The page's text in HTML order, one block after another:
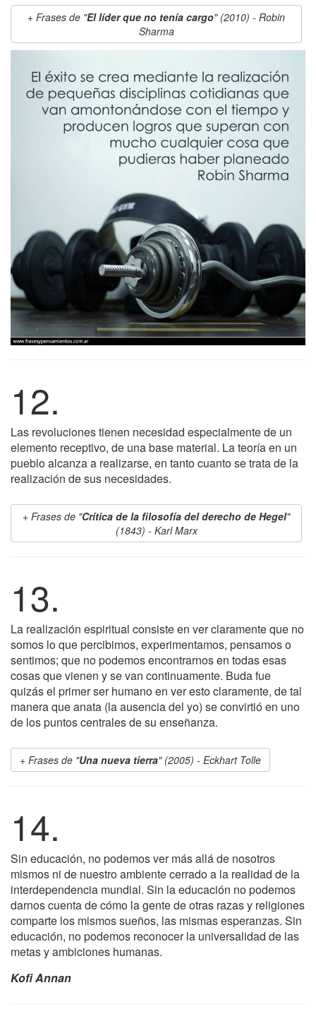
Frases de "El líder que no tenía cargo" (2010) - Robin
Sharma
12.
Las revoluciones tienen necesidad especialmente de un
elemento receptivo, de una base material. La teoría en un
pueblo alcanza a realizarse, en tanto cuanto se trata de la
realización de sus necesidades.
Frases de "Crítica de la filosofía del derecho de Hegel"
(1843) - Karl Marx
13.
La realización espiritual consiste en ver claramente que no
somos lo que percibimos, experimentamos, pensamos o
sentimos; que no podemos encontrarnos en todas esas
cosas que vienen y se van continuamente. Buda fue
quizás el primer ser humano en ver esto claramente, de tal
manera que anata (la ausencia del yo) se convirtió en uno
de los puntos centrales de su enseñanza.
Frases de "Una nueva tierra" (2005) - Eckhart Tolle
14.
Sin educación, no podemos ver más allá de nosotros
mismos ni de nuestro ambiente cerrado a la realidad de la
interdependencia mundial. Sin la educación no podemos
darnos cuenta de cómo la gente de otras razas y religiones
comparte los mismos sueños, las mismas esperanzas. Sin
educación, no podemos reconocer la universalidad de las
metas y ambiciones humanas.
Kofi Annan